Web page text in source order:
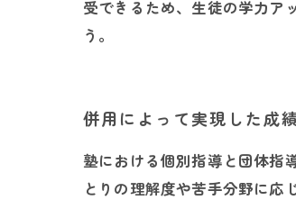
受できるため、生徒の学力ア
う。
併用によって実現した成
塾における個別指導と団体指
とりの理解度や苦手分野に